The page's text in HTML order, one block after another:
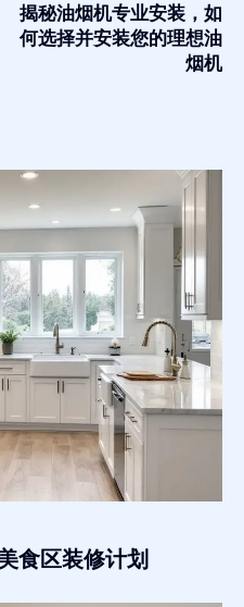
揭秘油烟机专业安装，如
何选择并安装您的理想油
烟机
食区装修计划